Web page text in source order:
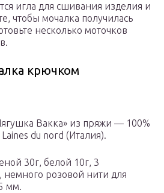
игла для сшивания изделия и
чтобы мочалка получилась
несколько моточков
крючком
Вакка» из пряжи — 100%
du nord (Италия).
30г, белой 10г, 3
розовой нити для
мм.